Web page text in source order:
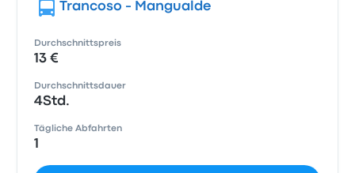
Trancoso - Mangualde
Durchschnittspreis
13 €
Durchschnittsdauer
4Std.
Tägliche Abfahrten
1